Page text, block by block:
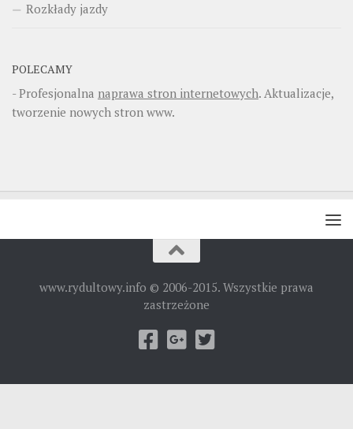
Rozkłady jazdy
POLECAMY
- Profesjonalna naprawa stron internetowych. Aktualizacje,
tworzenie nowych stron www.
www.rydultowy.info © 2006-2015. Wszystkie prawa
zastrzeżone